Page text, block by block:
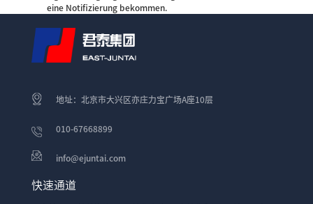
eine Notifizierung bekommen.
地址：北京市大兴区亦庄力宝广场A座10层
010-67668899
info@ejuntai.com
快速通道